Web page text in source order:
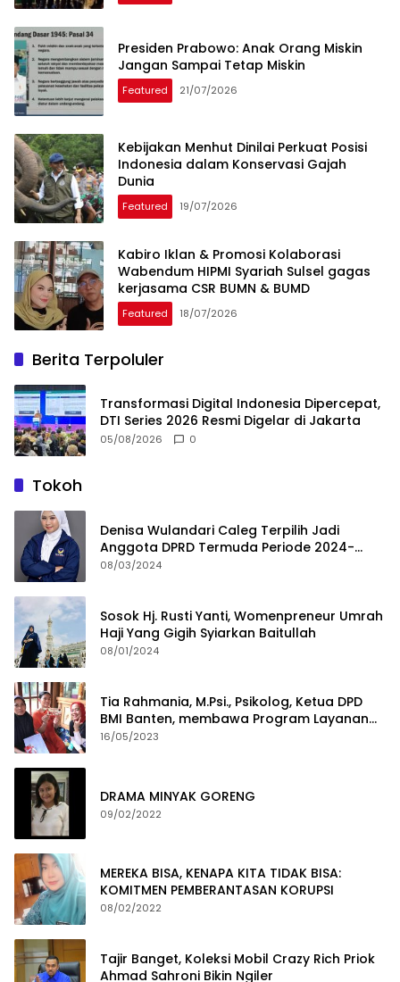
Presiden Prabowo: Anak Orang Miskin
Jangan Sampai Tetap Miskin
Featured 21/07/2026
Kebijakan Menhut Dinilai Perkuat Posisi
Indonesia dalam Konservasi Gajah
Dunia
Featured 19/07/2026
Kabiro Iklan & Promosi Kolaborasi
Wabendum HIPMI Syariah Sulsel gagas
kerjasama CSR BUMN & BUMD
Featured 18/07/2026
Berita Terpoluler
Transformasi Digital Indonesia Dipercepat,
DTI Series 2026 Resmi Digelar di Jakarta
05/08/2026 0
Tokoh
Denisa Wulandari Caleg Terpilih Jadi
Anggota DPRD Termuda Periode 2024-
2029
08/03/2024
Sosok Hj. Rusti Yanti, Womenpreneur Umrah
Haji Yang Gigih Syiarkan Baitullah
08/01/2024
Tia Rahmania, M.Psi., Psikolog, Ketua DPD
BMI Banten, membawa Program Layanan
Pembuatan Dokumen Kependudukan
16/05/2023
DRAMA MINYAK GORENG
09/02/2022
MEREKA BISA, KENAPA KITA TIDAK BISA:
KOMITMEN PEMBERANTASAN KORUPSI
08/02/2022
Tajir Banget, Koleksi Mobil Crazy Rich Priok
Ahmad Sahroni Bikin Ngiler